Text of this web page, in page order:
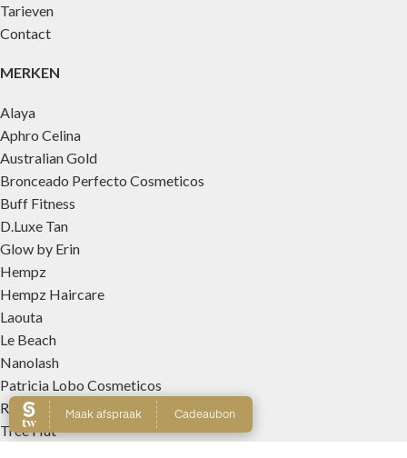
Tarieven
Contact
MERKEN
Alaya
Aphro Celina
Australian Gold
Bronceado Perfecto Cosmeticos
Buff Fitness
D.Luxe Tan
Glow by Erin
Hempz
Hempz Haircare
Laouta
Le Beach
Nanolash
Patricia Lobo Cosmeticos
Rose and Caramel
Tree Hut